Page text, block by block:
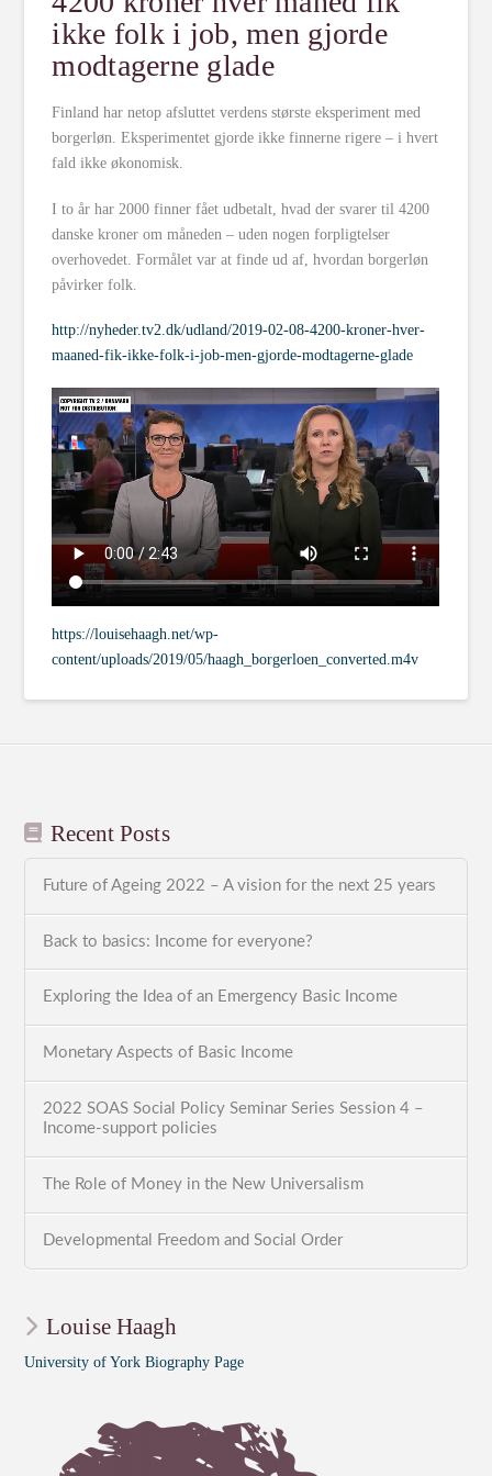
ikke folk i job, men gjorde
modtagerne glade
Finland har netop afsluttet verdens største eksperiment med
borgerløn. Eksperimentet gjorde ikke finnerne rigere – i hvert
fald ikke økonomisk.
I to år har 2000 finner fået udbetalt, hvad der svarer til 4200
danske kroner om måneden – uden nogen forpligtelser
overhovedet. Formålet var at finde ud af, hvordan borgerløn
påvirker folk.
http://nyheder.tv2.dk/udland/2019-02-08-4200-kroner-hver-
maaned-fik-ikke-folk-i-job-men-gjorde-modtagerne-glade
https://louisehaagh.net/wp-
content/uploads/2019/05/haagh_borgerloen_converted.m4v
Recent Posts
Future of Ageing 2022 – A vision for the next 25 years
Back to basics: Income for everyone?
Exploring the Idea of an Emergency Basic Income
Monetary Aspects of Basic Income
2022 SOAS Social Policy Seminar Series Session 4 –
Income-support policies
The Role of Money in the New Universalism
Developmental Freedom and Social Order
Louise Haagh
University of York Biography Page